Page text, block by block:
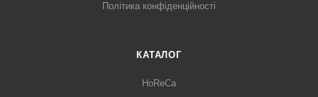
Політика конфіденційності
КАТАЛОГ
HoReCa